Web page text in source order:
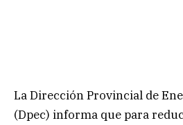
La Dirección Provincial de
(Dpec) informa que para